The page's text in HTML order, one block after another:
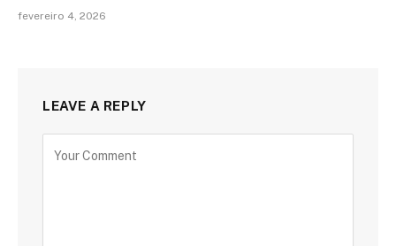
fevereiro 4, 2026
LEAVE A REPLY